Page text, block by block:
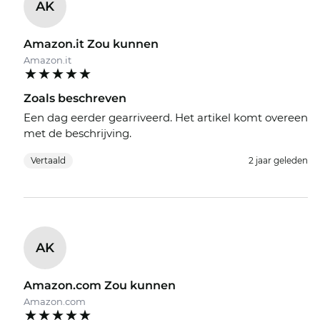
‘Express verzendoptie’, dan kunnen we u het
tijdstip van leveren zo goed als garanderen. En
omdat Edel-Optics een paradijs is voor
koopjesjageres, krijgt u ook dit topmodel voor een
ongelooflijk gunstige prijs. Wat bij andere
gewoon ‘all-day-everyday’ besparen.
AK
Amazon.it Zou kunnen
Amazon.it
Zoals beschreven
Een dag eerder gearriveerd. Het artikel komt overeen
met de beschrijving.
Vertaald 2 jaar geleden
AK
Amazon.com Zou kunnen
Amazon.com